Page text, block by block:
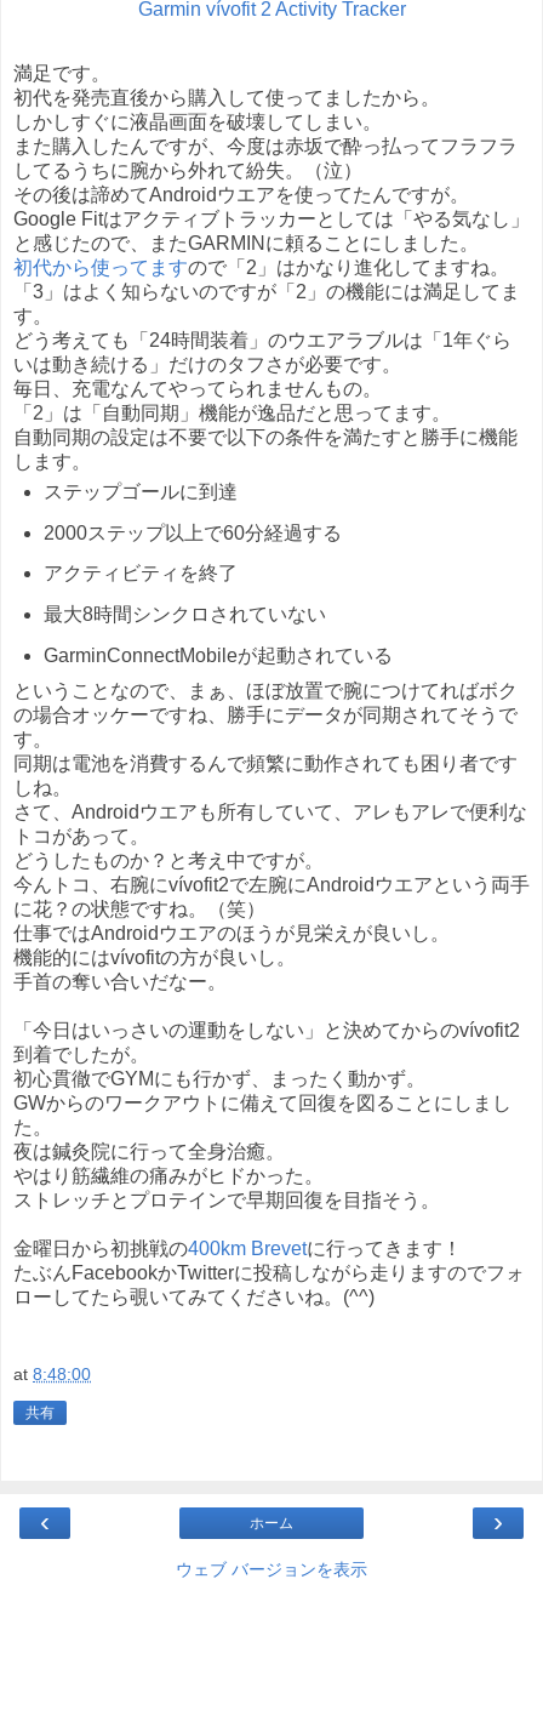
Garmin vívofit 2 Activity Tracker
満足です。
初代を発売直後から購入して使ってましたから。
しかしすぐに液晶画面を破壊してしまい。
また購入したんですが、今度は赤坂で酔っ払ってフラフラ
してるうちに腕から外れて紛失。（泣）
その後は諦めてAndroidウエアを使ってたんですが。
Google Fitはアクティブトラッカーとしては「やる気なし」
と感じたので、またGARMINに頼ることにしました。
初代から使ってますので「2」はかなり進化してますね。
「3」はよく知らないのですが「2」の機能には満足してま
す。
どう考えても「24時間装着」のウエアラブルは「1年ぐら
いは動き続ける」だけのタフさが必要です。
毎日、充電なんてやってられませんもの。
「2」は「自動同期」機能が逸品だと思ってます。
自動同期の設定は不要で以下の条件を満たすと勝手に機能
します。
ステップゴールに到達
2000ステップ以上で60分経過する
アクティビティを終了
最大8時間シンクロされていない
GarminConnectMobileが起動されている
ということなので、まぁ、ほぼ放置で腕につけてればボク
の場合オッケーですね、勝手にデータが同期されてそうで
す。
同期は電池を消費するんで頻繁に動作されても困り者です
しね。
さて、Androidウエアも所有していて、アレもアレで便利な
トコがあって。
どうしたものか？と考え中ですが。
今んトコ、右腕にvívofit2で左腕にAndroidウエアという両手
に花？の状態ですね。（笑）
仕事ではAndroidウエアのほうが見栄えが良いし。
機能的にはvívofitの方が良いし。
手首の奪い合いだなー。
「今日はいっさいの運動をしない」と決めてからのvívofit2
到着でしたが。
初心貫徹でGYMにも行かず、まったく動かず。
GWからのワークアウトに備えて回復を図ることにしまし
た。
夜は鍼灸院に行って全身治癒。
やはり筋繊維の痛みがヒドかった。
ストレッチとプロテインで早期回復を目指そう。
金曜日から初挑戦の400km Brevetに行ってきます！
たぶんFacebookかTwitterに投稿しながら走りますのでフォ
ローしてたら覗いてみてくださいね。(^^)
at 8:48:00
共有
‹ ›
ホーム
ウェブ バージョンを表示